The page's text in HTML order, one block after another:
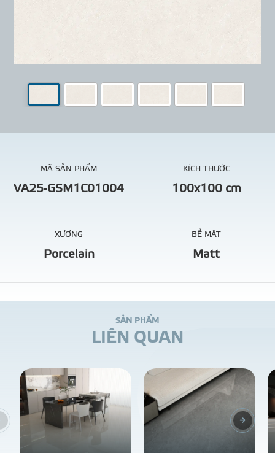
MÃ SẢN PHẨM
VA25-GSM1C01004
KÍCH THƯỚC
100x100 cm
XƯƠNG
Porcelain
BỀ MẶT
Matt
SẢN PHẨM
LIÊN QUAN